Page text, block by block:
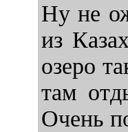
Ну не
из
озеро
там
Очень